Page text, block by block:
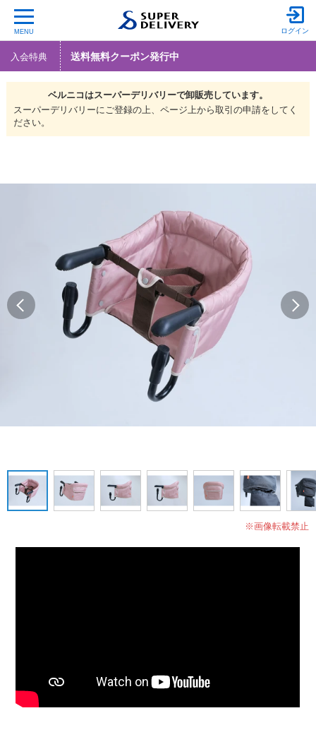
MENU ログイン
入会特典 送料無料クーポン発行中
ベルニコはスーパーデリバリーで卸販売しています。
スーパーデリバリーにご登録の上、ページ上から取引の申請をしてく
ださい。
※画像転載禁止